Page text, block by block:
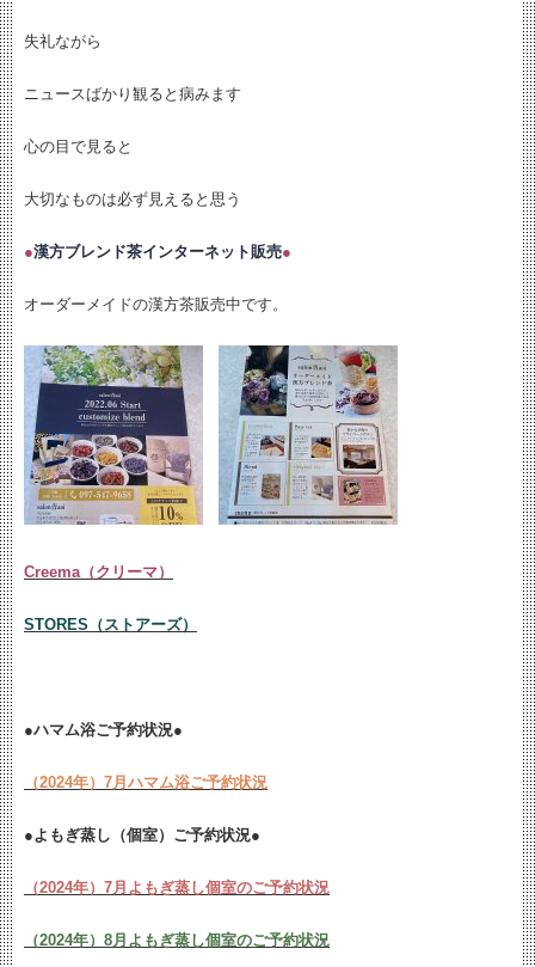
失礼ながら
ニュースばかり観ると病みます
心の目で見ると
大切なものは必ず見えると思う
●漢方ブレンド茶インターネット販売●
オーダーメイドの漢方茶販売中です。
Creema（クリーマ）
STORES（ストアーズ）
●ハマム浴ご予約状況●
（2024年）7月ハマム浴ご予約状況
●よもぎ蒸し（個室）ご予約状況●
（2024年）7月よもぎ蒸し個室のご予約状況
（2024年）8月よもぎ蒸し個室のご予約状況